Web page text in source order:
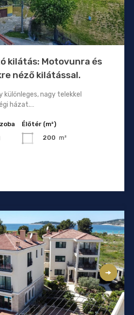
kilátás: Motovunra és
néző kilátással.
különleges, nagy telekkel
házat.…
Élőtér (m²)
200 m²